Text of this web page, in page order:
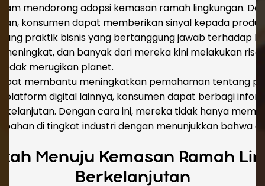
mendorong adopsi kemasan ramah lingkungan.
konsumen dapat memberikan sinyal kepada
praktik bisnis yang bertanggung jawab terhadap
dan banyak dari mereka kini melakukan
merugikan planet.
membantu meningkatkan pemahaman tentang
platform digital lainnya, konsumen dapat berbagi
Dengan cara ini, mereka tidak hanya
di tingkat industri dengan menunjukkan bahwa
Menuju Kemasan Ramah
Berkelanjutan